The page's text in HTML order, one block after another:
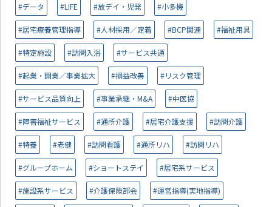
#データ #LIFE #放デイ・児発 #小多機
#居宅療養管理指導 #人材採用／定着 #BCP関連 #福祉用具
#特定施設 #訪問入浴 #サービス共通
#起業・開業／事業拡大 #損益改善 #リスク管理
#サービス品質向上 #事業承継・M&A #中医協
#障害福祉サービス #通所介護 #居宅介護支援 #訪問介護
#特養 #老健 #訪問看護 #通所リハ #訪問リハ
#グループホーム #ショートステイ #居宅系サービス
#施設系サービス #介護保険部会 #運営指導(実地指導)